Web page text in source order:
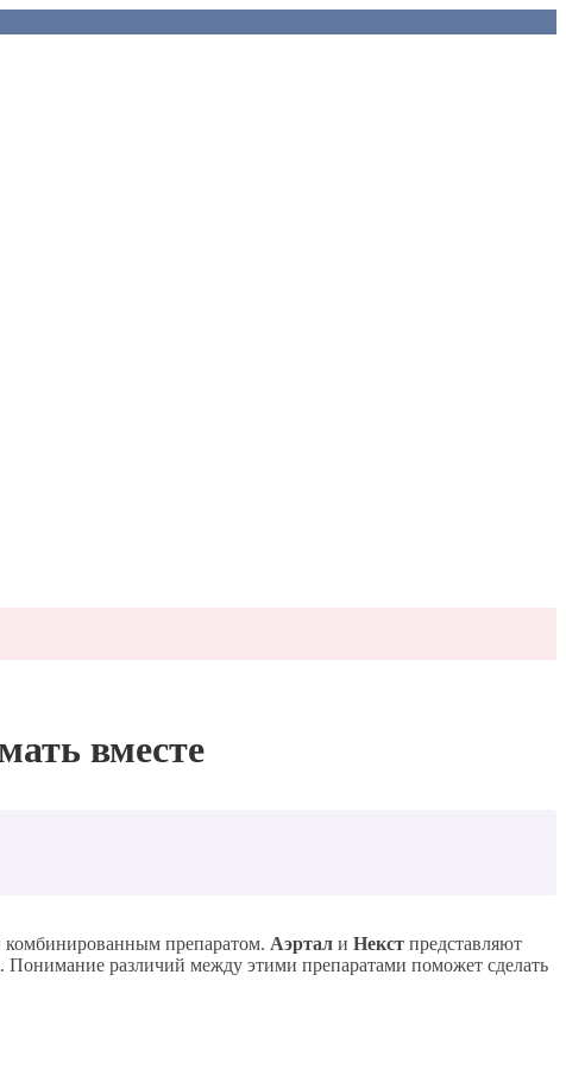
вместе
комбинированным препаратом. Аэртал и Некст представляют
различий между этими препаратами поможет сделать